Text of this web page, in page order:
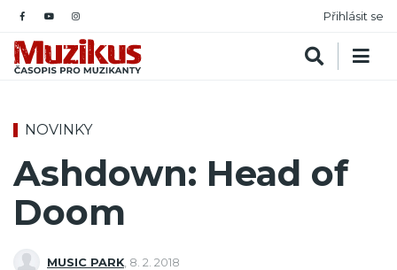
Přihlásit se
NOVINKY
Ashdown: Head of
Doom
MUSIC PARK 8. 2. 2018